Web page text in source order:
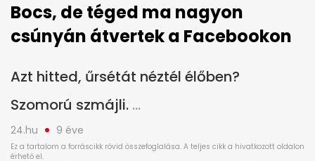
Bocs, de téged ma nagyon
csúnyán átvertek a Facebookon
Azt hitted, űrsétát néztél élőben?
Szomorú szmájli.
24.hu 9 éve